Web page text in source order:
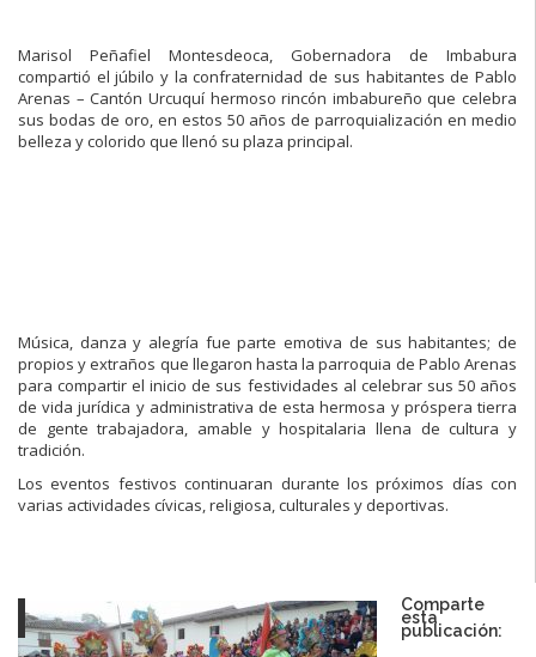
Marisol Peñafiel Montesdeoca, Gobernadora de Imbabura
compartió el júbilo y la confraternidad de sus habitantes de Pablo
Arenas – Cantón Urcuquí hermoso rincón imbabureño que celebra
sus bodas de oro, en estos 50 años de parroquialización en medio
belleza y colorido que llenó su plaza principal.
Música, danza y alegría fue parte emotiva de sus habitantes; de
propios y extraños que llegaron hasta la parroquia de Pablo Arenas
para compartir el inicio de sus festividades al celebrar sus 50 años
de vida jurídica y administrativa de esta hermosa y próspera tierra
de gente trabajadora, amable y hospitalaria llena de cultura y
tradición.
Los eventos festivos continuaran durante los próximos días con
varias actividades cívicas, religiosa, culturales y deportivas.
Comparte
esta
publicación: